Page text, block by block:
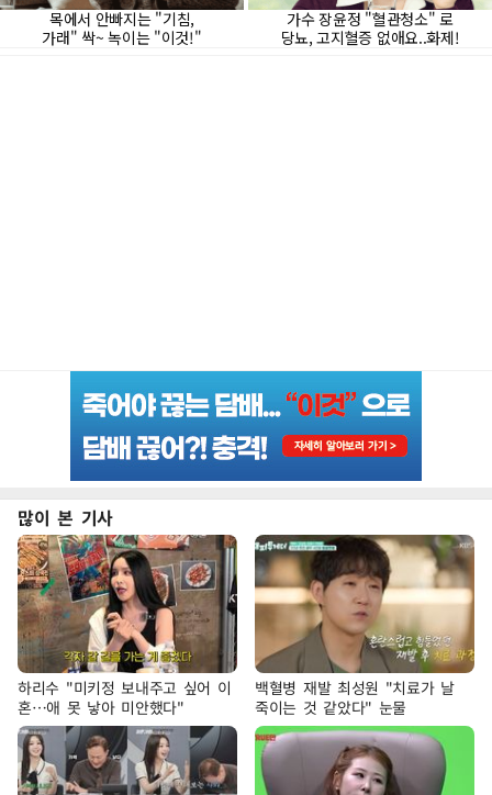
많이 본 기사
하리수 "미키정 보내주고 싶어 이
혼…애 못 낳아 미안했다"
백혈병 재발 최성원 "치료가 날
죽이는 것 같았다" 눈물